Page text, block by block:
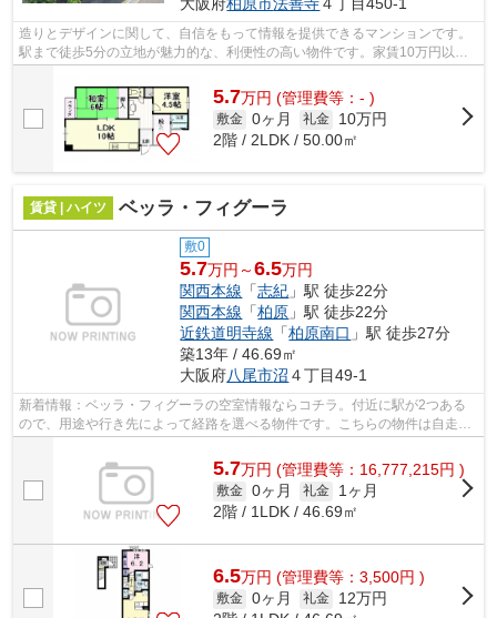
造りとデザインに関して、自信をもって情報を提供できるマンションです。
駅まで徒歩5分の立地が魅力的な、利便性の高い物件です。家賃10万円以下
のマンションをお探しのお客様におすす...
5.7万円 (管理費等：- )
敷金 0ヶ月 礼金
10万円
2階 / 2LDK / 50.00㎡
賃貸 | ハイツ ベッラ・フィグーラ
敷0
5.7万円～6.5万円
関西本線 「志紀 」駅 徒歩22分
関西本線 「柏原 」駅 徒歩22分
近鉄道明寺線 「柏原南口 」駅 徒歩27分
築13年 / 46.69㎡
大阪府八尾市沼 ４丁目49-1
新着情報：ベッラ・フィグーラの空室情報ならコチラ。付近に駅が2つある
ので、用途や行き先によって経路を選べる物件です。こちらの物件は自走式
駐車場がご利用いただけます。周辺環境...
5.7万円 (管理費等：16,777,215円 )
敷金 0ヶ月 礼金
1ヶ月
2階 / 1LDK / 46.69㎡
6.5万円 (管理費等：3,500円 )
敷金 0ヶ月 礼金
12万円